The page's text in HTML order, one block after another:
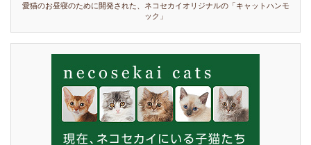
愛猫のお昼寝のために開発された、ネコセカイオリジナルの「キャットハンモ
ック」